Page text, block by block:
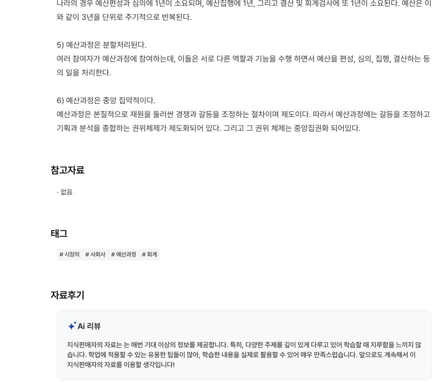
나라의 경우 예산편성과 심의에 1년이 소요되며, 예산집행에 1년, 그리고 결산 및 회계검사에 또 1년이 소요된다. 예산은 이
와 같이 3년을 단위로 주기적으로 반복된다.
5) 예산과정은 분할처리된다.
여러 참여자가 예산과정에 참여하는데, 이들은 서로 다른 역할과 기능을 수행 하면서 예산을 편성, 심의, 집행, 결산하는 등
의 일을 처리한다.
6) 예산과정은 중앙 집약적이다.
예산과정은 본질적으로 재원을 둘러싼 경쟁과 갈등을 조정하는 절차이며 제도이다. 따라서 예산과정에는 갈등을 조정하고
기획과 분석을 종합하는 권위체제가 제도화되어 있다. 그리고 그 권위 체제는 중앙집권화 되어있다.
참고자료
· 없음
태그
# 시장의 # 사회사 # 예산과정 # 회계
자료후기
Ai 리뷰
지식판매자의 자료는 는 매번 기대 이상의 정보를 제공합니다. 특히, 다양한 주제를 깊이 있게 다루고 있어 학습할 때 지루함을 느끼지 않
습니다. 학업에 적용할 수 있는 유용한 팁들이 많아, 학습한 내용을 실제로 활용할 수 있어 매우 만족스럽습니다. 앞으로도 계속해서 이
지식판매자의 자료를 이용할 생각입니다!